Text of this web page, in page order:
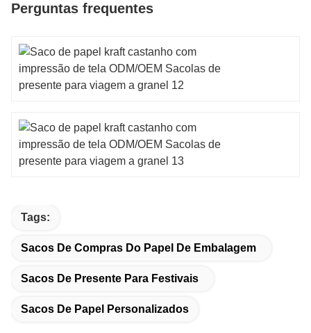
Perguntas frequentes
Tags:
Sacos De Compras Do Papel De Embalagem
Sacos De Presente Para Festivais
Sacos De Papel Personalizados